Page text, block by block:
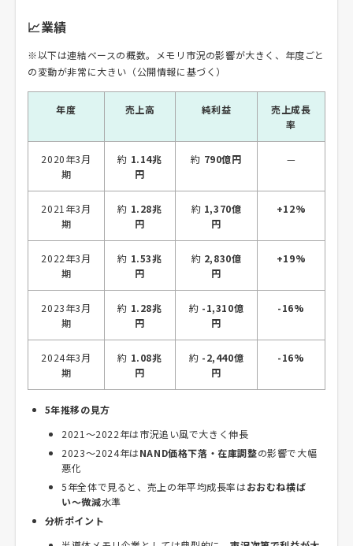
📈業績
※以下は連結ベースの概数。メモリ市況の影響が大きく、年度ごと
の変動が非常に大きい（公開情報に基づく）
年度 売上高 純利益
売上成長
率
2020年3月
期
約 1.14兆
円
約 790億円 —
2021年3月
期
約 1.28兆
円
約 1,370億
円
+12%
2022年3月
期
約 1.53兆
円
約 2,830億
円
+19%
2023年3月
期
約 1.28兆
円
約 -1,310億
円
-16%
2024年3月
期
約 1.08兆
円
約 -2,440億
円
-16%
5年推移の見方
2021〜2022年は市況追い風で大きく伸長
2023〜2024年はNAND価格下落・在庫調整の影響で大幅
悪化
5年全体で見ると、売上の年平均成長率はおおむね横ば
い〜微減水準
分析ポイント